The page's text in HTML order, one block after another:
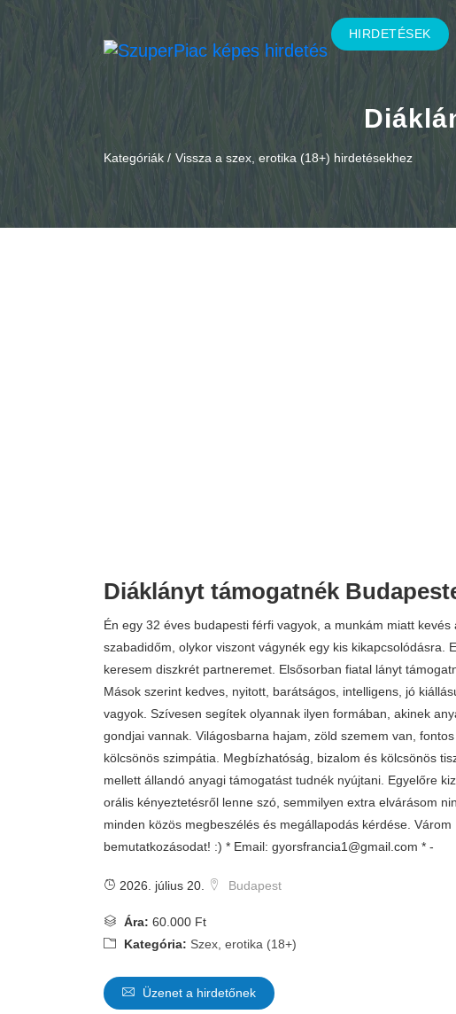
HIRDETÉSEK
Kategóriák / Vissza a szex, erotika (18+) hirdetésekhez
Diáklányt támogatnék
Én egy 32 éves budapesti férfi vagyok, a munkám miatt kevés
szabadidőm, olykor viszont vágynék egy kis kikapcsolódásra.
keresem diszkrét partneremet. Elsősorban fiatal lányt
Mások szerint kedves, nyitott, barátságos, intelligens, jó
vagyok. Szívesen segítek olyannak ilyen formában, akinek
gondjai vannak. Világosbarna hajam, zöld szemem van, fontos
kölcsönös szimpátia. Megbízhatóság, bizalom és kölcsönös
mellett állandó anyagi támogatást tudnék nyújtani. Egyelőre
orális kényeztetésről lenne szó, semmilyen extra elvárásom
minden közös megbeszélés és megállapodás kérdése. Várom
bemutatkozásodat! :) * Email: gyorsfrancia1@gmail.com * -
2026. július 20. Budapest
Ára: 60.000 Ft
Kategória: Szex, erotika (18+)
Üzenet a hirdetőnek